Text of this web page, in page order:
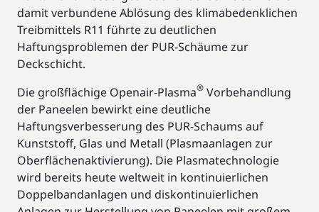
damit verbundene Ablösung des klimabedenklichen
Treibmittels R11 führte zu deutlichen
Haftungsproblemen der PUR-Schäume zur
Deckschicht.
Die großflächige Openair-Plasma® Vorbehandlung
der Paneelen bewirkt eine deutliche
Haftungsverbesserung des PUR-Schaums auf
Kunststoff, Glas und Metall (Plasmaanlagen zur
Oberflächenaktivierung). Die Plasmatechnologie
wird bereits heute weltweit in kontinuierlichen
Doppelbandanlagen und diskontinuierlichen